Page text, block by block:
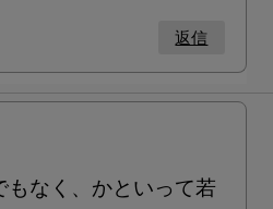
返信
もなく、かといって若